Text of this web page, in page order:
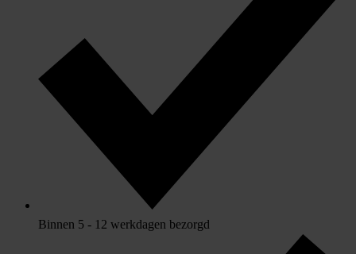
Binnen 5 - 12 werkdagen bezorgd